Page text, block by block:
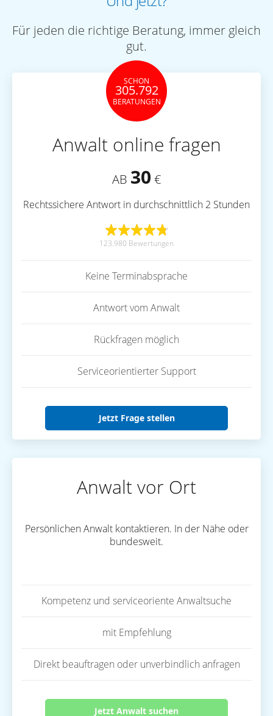
Für jeden die richtige Beratung, immer gleich
gut.
SCHON
305.792
BERATUNGEN
Anwalt online fragen
AB 30 €
Rechtssichere Antwort in durchschnittlich 2 Stunden
123.980 Bewertungen
Keine Terminabsprache
Antwort vom Anwalt
Rückfragen möglich
Serviceorientierter Support
Jetzt Frage stellen
Anwalt vor Ort
Persönlichen Anwalt kontaktieren. In der Nähe oder
bundesweit.
Kompetenz und serviceoriente Anwaltsuche
mit Empfehlung
Direkt beauftragen oder unverbindlich anfragen
Jetzt Anwalt suchen